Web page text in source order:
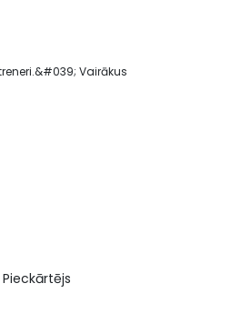
Vairākus
Pieckārtējs